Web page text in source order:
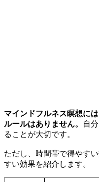
マインドフルネス瞑想に
ルールはありません。
自
ることが大切です。
ただし、時間帯で得やす
すい効果を紹介します。